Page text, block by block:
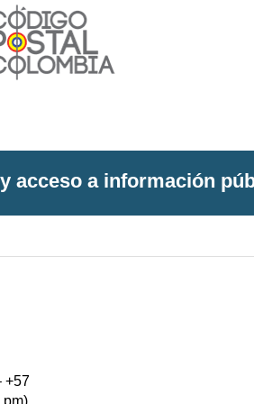
acceso a información
+57
pm)